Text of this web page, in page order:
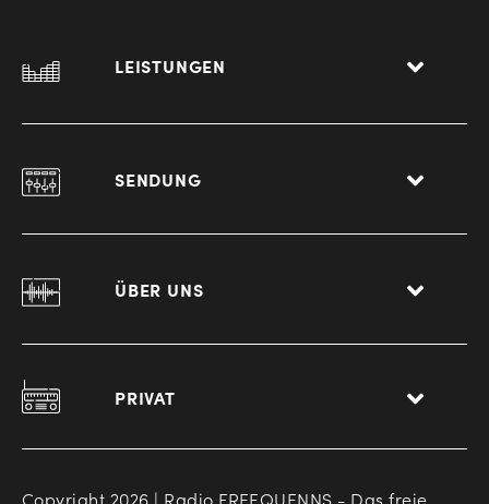
LEISTUNGEN
SENDUNG
ÜBER UNS
PRIVAT
Copyright 2026 | Radio FREEQUENNS - Das freie